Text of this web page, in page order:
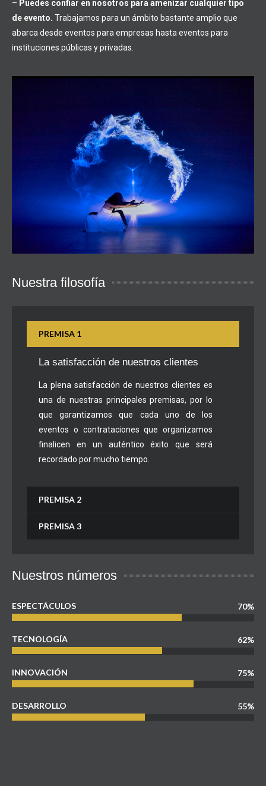
– Puedes confiar en nosotros para amenizar cualquier tipo
de evento. Trabajamos para un ámbito bastante amplio que
abarca desde eventos para empresas hasta eventos para
instituciones públicas y privadas.
Nuestra filosofía
PREMISA 1
La satisfacción de nuestros clientes
La plena satisfacción de nuestros clientes es
una de nuestras principales premisas, por lo
que garantizamos que cada uno de los
eventos o contrataciones que organizamos
finalicen en un auténtico éxito que será
recordado por mucho tiempo.
PREMISA 2
PREMISA 3
Nuestros números
ESPECTÁCULOS 70%
TECNOLOGÍA 62%
INNOVACIÓN 75%
DESARROLLO 55%